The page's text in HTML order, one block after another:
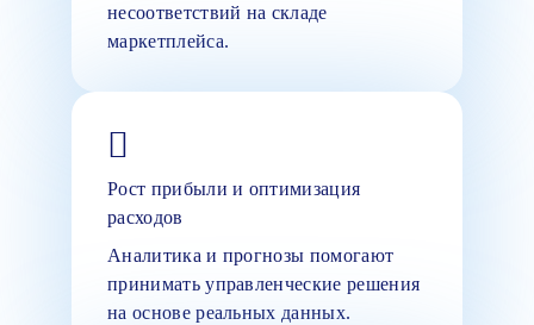
несоответствий на складе
маркетплейса.
Рост прибыли и оптимизация
расходов
Аналитика и прогнозы помогают
принимать управленческие решения
на основе реальных данных.